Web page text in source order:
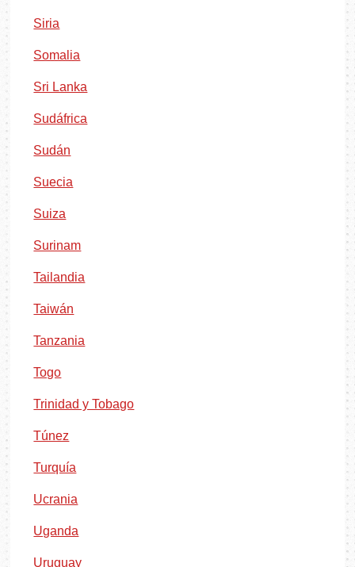
Siria
Somalia
Sri Lanka
Sudáfrica
Sudán
Suecia
Suiza
Surinam
Tailandia
Taiwán
Tanzania
Togo
Trinidad y Tobago
Túnez
Turquía
Ucrania
Uganda
Uruguay